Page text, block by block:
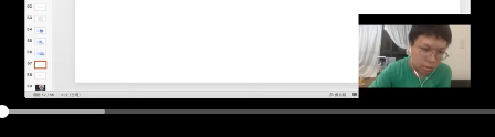
people_alt
label 分析思考 實務經驗
實際應用
心法
程式設計
資料專案